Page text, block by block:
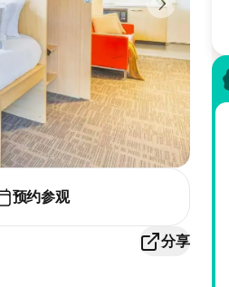
Next slide
预约参观
分享